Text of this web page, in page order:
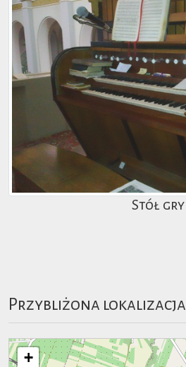
Stół gry
Przybliżona lokalizacja
+